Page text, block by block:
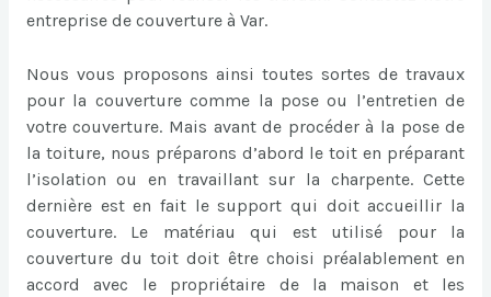
entreprise de couverture à Var.
Nous vous proposons ainsi toutes sortes de travaux
pour la couverture comme la pose ou l’entretien de
votre couverture. Mais avant de procéder à la pose de
la toiture, nous préparons d’abord le toit en préparant
l’isolation ou en travaillant sur la charpente. Cette
dernière est en fait le support qui doit accueillir la
couverture. Le matériau qui est utilisé pour la
couverture du toit doit être choisi préalablement en
accord avec le propriétaire de la maison et les